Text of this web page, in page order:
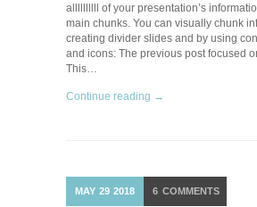
allllllllll of your presentation’s
main chunks. You can visually chunk
creating divider slides and by using
and icons: The previous post focused
This…
Continue reading →
MAY 29 2018 6 COMMENTS